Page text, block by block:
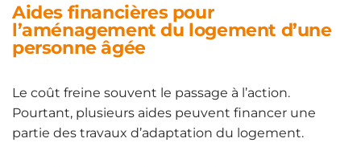
Aides financières pour
l’aménagement du logement d’une
personne âgée
Le coût freine souvent le passage à l’action.
Pourtant, plusieurs aides peuvent financer une
partie des travaux d’adaptation du logement.